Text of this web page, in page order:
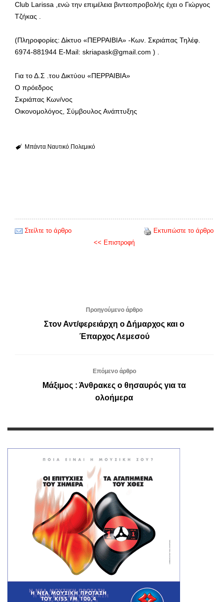
Club Larissa ,ενώ την επιμέλεια βιντεοπροβολής έχει ο Γιώργος
Τζήκας .
(Πληροφορίες: Δίκτυο «ΠΕΡΡΑΙΒΙΑ» -Κων. Σκριάπας Τηλέφ.
6974-881944 E-Mail: skriapask@gmail.com ) .
Για το Δ.Σ .του Δικτύου «ΠΕΡΡΑΙΒΙΑ»
Ο πρόεδρος
Σκριάπας Κων/νος
Οικονομολόγος, Σύμβουλος Ανάπτυξης
Μπάντα Ναυτικό Πολεμικό
Στείλτε το άρθρο
Εκτυπώστε το άρθρο
<< Επιστροφή
Προηγούμενο άρθρο
Στον Αντ/φερειάρχη ο Δήμαρχος και ο
Έπαρχος Λεμεσού
Επόμενο άρθρο
Μάξιμος : Άνθρακες ο θησαυρός για τα
ολοήμερα